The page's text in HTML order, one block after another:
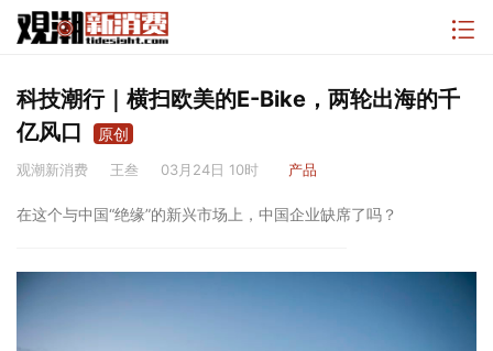
科技潮行｜横扫欧美的E-Bike，两轮出海的千
亿风口
原创
观潮新消费 王叁 03月24日 10时 产品
在这个与中国“绝缘”的新兴市场上，中国企业缺席了吗？